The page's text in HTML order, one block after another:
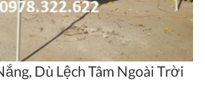
Dù Lệch Tâm Ngoài Trời